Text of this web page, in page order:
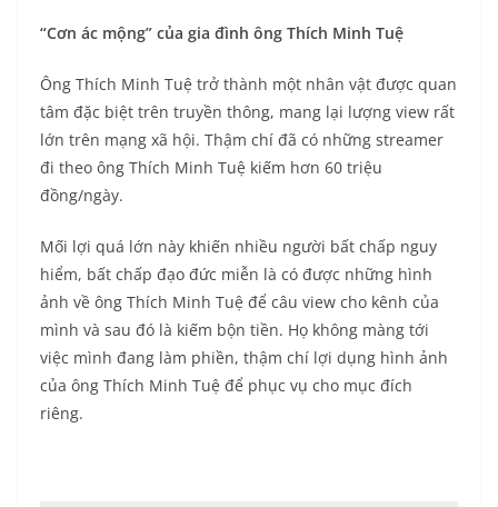
“Cơn ác mộng” của gia đình ông Thích Minh Tuệ
Ông Thích Minh Tuệ trở thành một nhân vật được quan
tâm đặc biệt trên truyền thông, mang lại lượng view rất
lớn trên mạng xã hội. Thậm chí đã có những streamer
đi theo ông Thích Minh Tuệ kiếm hơn 60 triệu
đồng/ngày.
Mối lợi quá lớn này khiến nhiều người bất chấp nguy
hiểm, bất chấp đạo đức miễn là có được những hình
ảnh về ông Thích Minh Tuệ để câu view cho kênh của
mình và sau đó là kiếm bộn tiền. Họ không màng tới
việc mình đang làm phiền, thậm chí lợi dụng hình ảnh
của ông Thích Minh Tuệ để phục vụ cho mục đích
riêng.